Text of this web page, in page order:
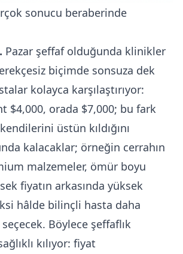
sonucu beraberinde
Pazar şeffaf olduğunda klinikler
biçimde sonsuza dek
kolayca karşılaştırıyor:
$4,000, orada $7,000; bu fark
üstün kıldığını
kalacaklar; örneğin cerrahın
malzemeler, ömür boyu
fiyatın arkasında yüksek
hâlde bilinçli hasta daha
Böylece şeffaflık
kılıyor: fiyat